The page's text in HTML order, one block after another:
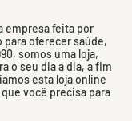
empresa feita por
oferecer saúde,
somos uma loja,
o seu dia a dia, a fim
esta loja online
você precisa para